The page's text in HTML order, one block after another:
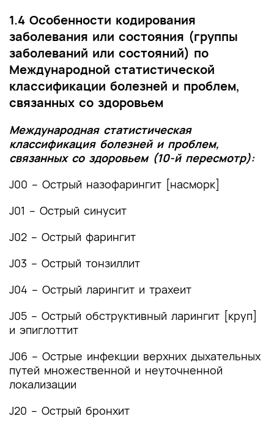
1.4 Особенности кодирования
заболевания или состояния (группы
заболеваний или состояний) по
Международной статистической
классификации болезней и проблем,
связанных со здоровьем
Международная статистическая
классификация болезней и проблем,
связанных со здоровьем (10-й пересмотр):
J00 – Острый назофарингит [насморк]
J01 – Острый синусит
J02 – Острый фарингит
J03 – Острый тонзиллит
J04 – Острый ларингит и трахеит
J05 – Острый обструктивный ларингит [круп]
и эпиглоттит
J06 – Острые инфекции верхних дыхательных
путей множественной и неуточненной
локализации
J20 – Острый бронхит